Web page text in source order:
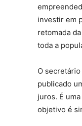
investir em
retomada
toda a
O
publicado
juros. É
objetivo é